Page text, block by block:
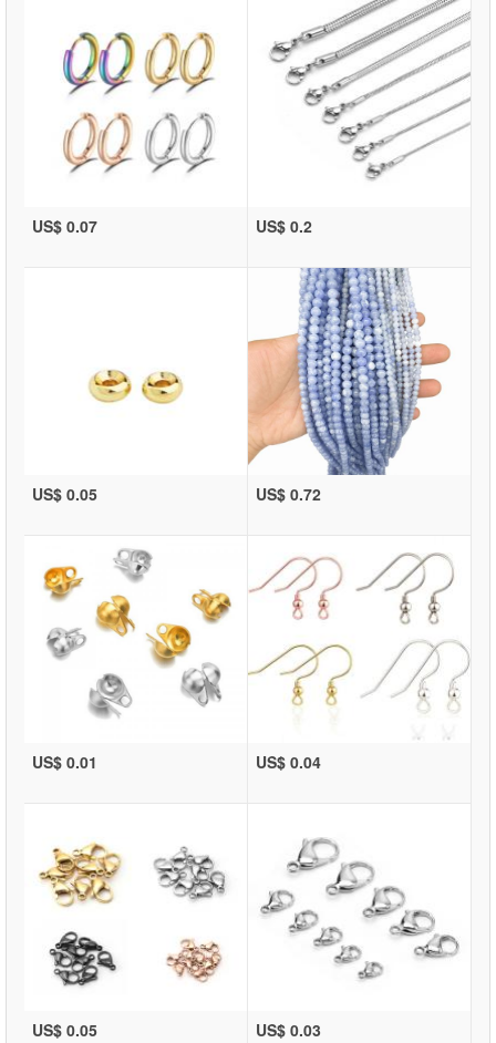
US$ 0.07 US$ 0.2
US$ 0.05 US$ 0.72
US$ 0.01 US$ 0.04
US$ 0.05 US$ 0.03